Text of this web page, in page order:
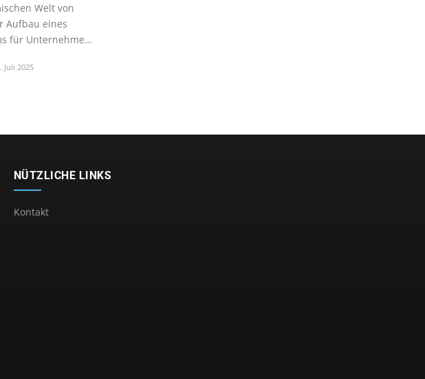
Welt von
Aufbau eines
für Unternehmen
Juli 2025
NÜTZLICHE LINKS
Kontakt